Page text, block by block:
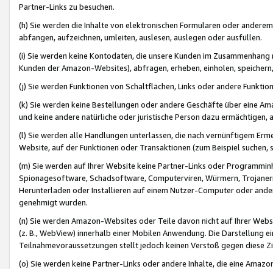
Partner-Links zu besuchen.
(h) Sie werden die Inhalte von elektronischen Formularen oder
abfangen, aufzeichnen, umleiten, auslesen, auslegen oder ausfüllen.
(i) Sie werden keine Kontodaten, die unsere Kunden im
Kunden der Amazon-Websites), abfragen, erheben, einholen,
(j) Sie werden Funktionen von Schaltflächen, Links oder andere
(k) Sie werden keine Bestellungen oder andere Geschäfte über eine
und keine andere natürliche oder juristische Person dazu
(l) Sie werden alle Handlungen unterlassen, die nach vernünftigem
Website, auf der Funktionen oder Transaktionen (zum Beispiel
(m) Sie werden auf Ihrer Website keine Partner-Links oder
Spionagesoftware, Schadsoftware, Computerviren, Würmern,
Herunterladen oder Installieren auf einem Nutzer-Computer oder
genehmigt wurden.
(n) Sie werden Amazon-Websites oder Teile davon nicht auf Ihrer
(z. B., WebView) innerhalb einer Mobilen Anwendung. Die Darstellung
Teilnahmevoraussetzungen stellt jedoch keinen Verstoß gegen diese
(o) Sie werden keine Partner-Links oder andere Inhalte, die eine